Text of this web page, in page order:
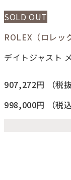
SOLD OUT
ROLEX（ロレッ
デイトジャスト
907,272円
（税
998,000円
（税